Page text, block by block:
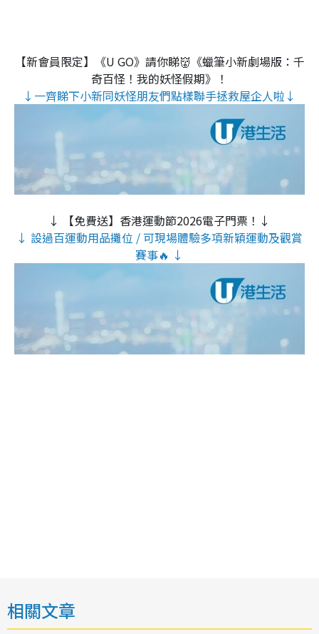
【新會員限定】《U GO》請你睇👹《蠟筆小新劇場版：千
奇百怪！我的妖怪假期》！
↓一齊睇下小新同妖怪朋友們點樣聯手拯救屋企人啦↓
↓ 【免費送】香港運動節2026電子門票！↓
↓ 設過百運動用品攤位 / 可現場體驗多項新穎運動及觀賞
賽事🔥 ↓
相關文章